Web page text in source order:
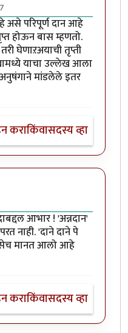
असे परिपूर्ण दान आहे
होऊन बास म्हणतो.
घेणाऱअयाची तृप्ती
याचा उल्लेख आला
मांडलेले इतर
कराकिंवासदस्य व्हा
आभार ! 'अन्नदान'
नाही. 'दाने दाने पे
मानत आलो आहे
कराकिंवासदस्य व्हा